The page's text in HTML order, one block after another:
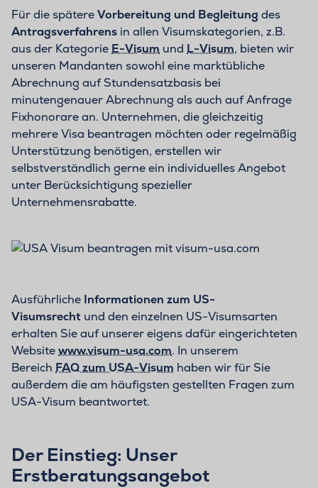
Für die spätereVorbereitung und Begleitung des
Antragsverfahrens in allen Visumskategorien, z.B.
aus der Kategorie E-Visum und L-Visum, bieten wir
unseren Mandanten sowohl eine marktübliche
Abrechnung auf Stundensatzbasis bei
minutengenauer Abrechnung als auch auf Anfrage
Fixhonorare an. Unternehmen, die gleichzeitig
mehrere Visa beantragen möchten oder regelmäßig
Unterstützung benötigen, erstellen wir
selbstverständlich gerne ein individuelles Angebot
unter Berücksichtigung spezieller
Unternehmensrabatte.
Ausführliche Informationen zum US-
Visumsrecht und den einzelnen US-Visumsarten
erhalten Sie auf unserer eigens dafür eingerichteten
Websitewww.visum-usa.com. In unserem
Bereich FAQ zum USA-Visum haben wir für Sie
außerdem die am häufigsten gestellten Fragen zum
USA-Visum beantwortet.
Der Einstieg: Unser
Erstberatungsangebot